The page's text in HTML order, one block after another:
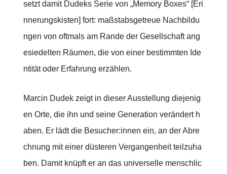
setzt damit Dudeks Serie von „Memory Boxes“ [Eri
nnerungskisten] fort: maßstabsgetreue Nachbildu
ngen von oftmals am Rande der Gesellschaft ang
esiedelten Räumen, die von einer bestimmten Ide
ntität oder Erfahrung erzählen.
Marcin Dudek zeigt in dieser Ausstellung diejenig
en Orte, die ihn und seine Generation verändert h
aben. Er lädt die Besucher:innen ein, an der Abre
chnung mit einer düsteren Vergangenheit teilzuha
ben. Damit knüpft er an das universelle menschlic